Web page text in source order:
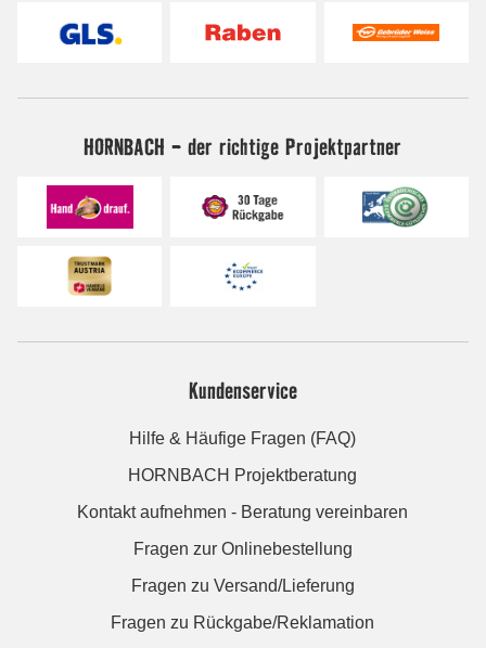
HORNBACH - der richtige Projektpartner
Kundenservice
Hilfe & Häufige Fragen (FAQ)
HORNBACH Projektberatung
Kontakt aufnehmen - Beratung vereinbaren
Fragen zur Onlinebestellung
Fragen zu Versand/Lieferung
Fragen zu Rückgabe/Reklamation